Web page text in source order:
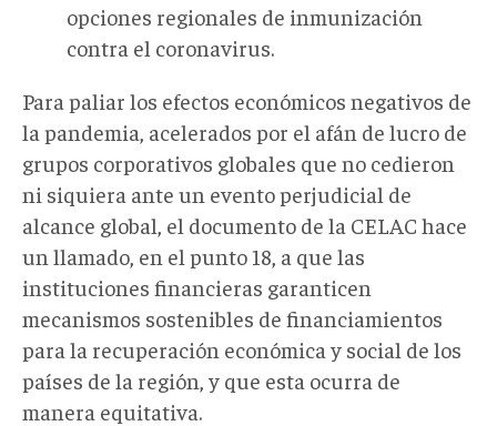
opciones regionales de inmunización
contra el coronavirus.
Para paliar los efectos económicos negativos de
la pandemia, acelerados por el afán de lucro de
grupos corporativos globales que no cedieron
ni siquiera ante un evento perjudicial de
alcance global, el documento de la CELAC hace
un llamado, en el punto 18, a que las
instituciones financieras garanticen
mecanismos sostenibles de financiamientos
para la recuperación económica y social de los
países de la región, y que esta ocurra de
manera equitativa.